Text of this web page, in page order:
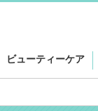
ビューティーケア